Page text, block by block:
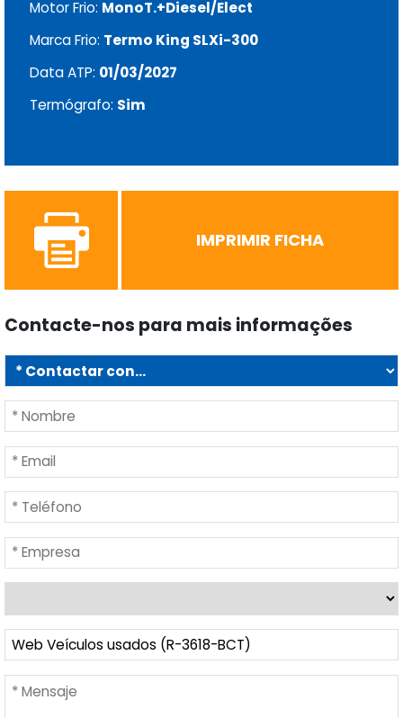
Motor Frio: MonoT.+Diesel/Elect
Marca Frio: Termo King SLXi-300
Data ATP: 01/03/2027
Termógrafo: Sim
IMPRIMIR FICHA
Contacte-nos para mais informações